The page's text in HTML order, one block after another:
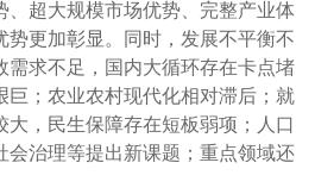
、超大规模市场优势、完整产业体
势更加彰显。同时，发展不平衡不
需求不足，国内大循环存在卡点堵
巨；农业农村现代化相对滞后；就
大，民生保障存在短板弱项；人口
会治理等提出新课题；重点领域还